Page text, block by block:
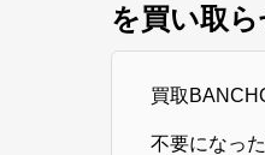
を買い取ら
買取
不要になっ